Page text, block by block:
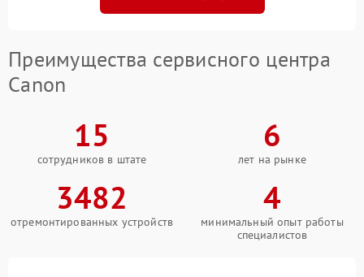
Преимущества сервисного центра
Canon
15
сотрудников в штате
6
лет на рынке
3482
отремонтированных устройств
4
минимальный опыт работы
специалистов